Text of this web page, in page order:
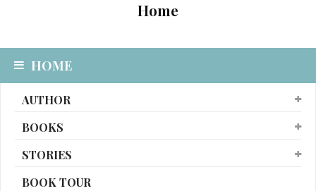
Home
HOME
AUTHOR
BOOKS
STORIES
BOOK TOUR